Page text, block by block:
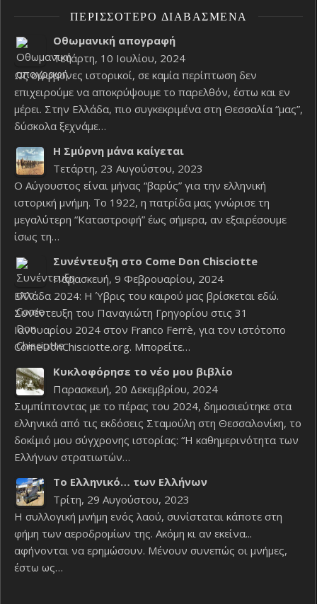
ΠΕΡΙΣΣΌΤΕΡΟ ΔΙΑΒΑΣΜΈΝΑ
Οθωμανική απογραφή
Τετάρτη, 10 Ιουλίου, 2024
Ως σώφρονες ιστορικοί, σε καμία περίπτωση δεν
επιχειρούμε να αποκρύψουμε το παρελθόν, έστω και εν
μέρει. Στην Ελλάδα, πιο συγκεκριμένα στη Θεσσαλία “μας”,
δύσκολα ξεχνάμε…
Η Σμύρνη μάνα καίγεται
Τετάρτη, 23 Αυγούστου, 2023
Ο Αύγουστος είναι μήνας “βαρύς” για την ελληνική
ιστορική μνήμη. Το 1922, η πατρίδα μας γνώρισε τη
μεγαλύτερη “Καταστροφή” έως σήμερα, αν εξαιρέσουμε
ίσως τη…
Συνέντευξη στο Come Don Chisciotte
Παρασκευή, 9 Φεβρουαρίου, 2024
Ελλάδα 2024: Η Ύβρις του καιρού μας βρίσκεται εδώ.
Συνέντευξη του Παναγιώτη Γρηγορίου στις 31
Ιανουαρίου 2024 στον Franco Ferrè, για τον ιστότοπο
ComeDonChisciotte.org. Μπορείτε…
Κυκλοφόρησε το νέο μου βιβλίο
Παρασκευή, 20 Δεκεμβρίου, 2024
Συμπίπτοντας με το πέρας του 2024, δημοσιεύτηκε στα
ελληνικά από τις εκδόσεις Σταμούλη στη Θεσσαλονίκη, το
δοκίμιό μου σύγχρονης ιστορίας: “Η καθημερινότητα των
Ελλήνων στρατιωτών…
Το Ελληνικό… των Ελλήνων
Τρίτη, 29 Αυγούστου, 2023
Η συλλογική μνήμη ενός λαού, συνίσταται κάποτε στη
φήμη των αεροδρομίων της. Ακόμη κι αν εκείνα...
αφήνονται να ερημώσουν. Μένουν συνεπώς οι μνήμες,
έστω ως…